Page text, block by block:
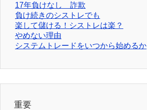
17年負けなし 詐欺
負け続きのシストレでも
楽して儲ける！シストレは楽？
やめない理由
システムトレードをいつから始めるか
重要